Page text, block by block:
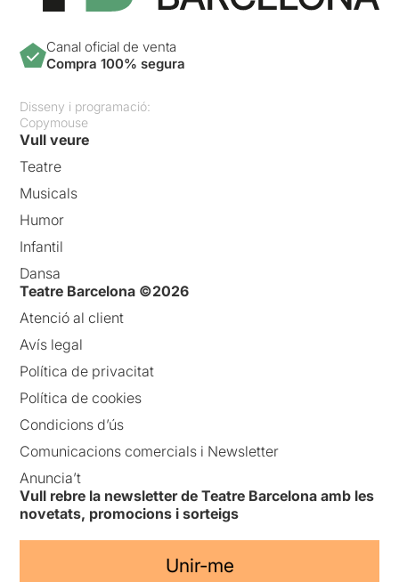
Canal oficial de venta
Compra 100% segura
Disseny i programació:
Copymouse
Vull veure
Teatre
Musicals
Humor
Infantil
Dansa
Teatre Barcelona ©2026
Atenció al client
Avís legal
Política de privacitat
Política de cookies
Condicions d’ús
Comunicacions comercials i Newsletter
Anuncia’t
Vull rebre la newsletter de Teatre Barcelona amb les
novetats, promocions i sorteigs
Unir-me